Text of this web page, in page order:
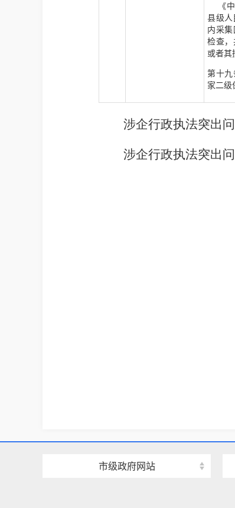
《中
县级人
内采
检查，
或者其
第十
家二级
涉企行政执法突出
涉企行政执法突出
市级政府网站